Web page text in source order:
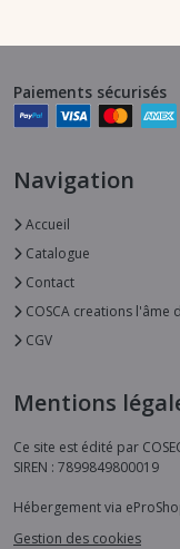
Paiements sécurisés
Navigation
Accueil
Catalogue
Contact
COSCA creations l'âme
CGV
Mentions
Ce site est édité par
SIREN : 7899849800019
Hébergement via
Gestion des cookies